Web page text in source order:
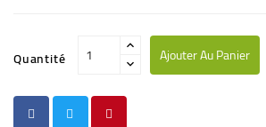
Quantité Ajouter Au Panier